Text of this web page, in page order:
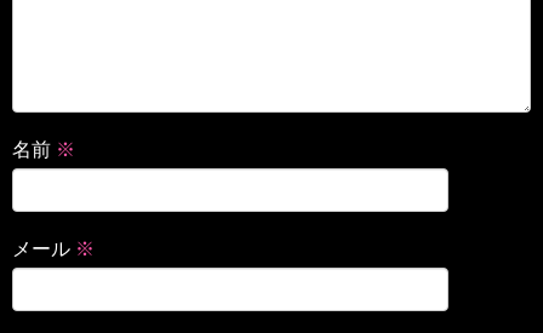
名前 ※
メール ※